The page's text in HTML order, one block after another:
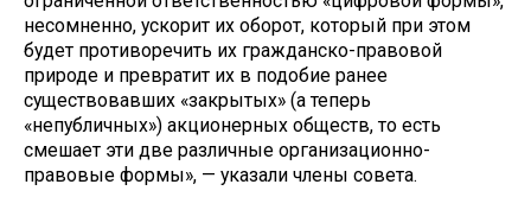
несомненно, ускорит их оборот, который при этом
будет противоречить их гражданско-правовой
природе и превратит их в подобие ранее
существовавших «закрытых» (а теперь
«непубличных») акционерных обществ, то есть
смешает эти две различные организационно-
правовые формы», — указали члены совета.